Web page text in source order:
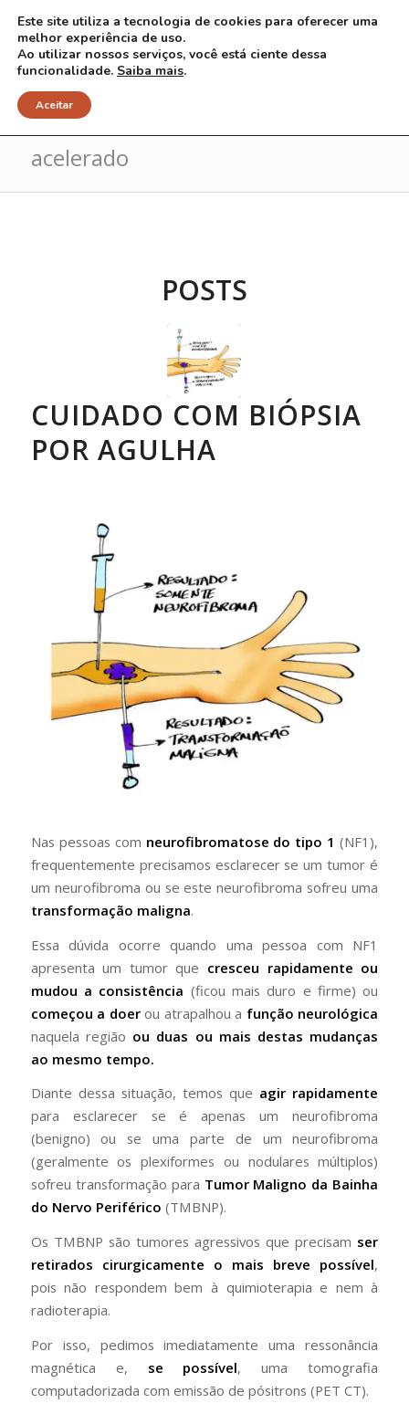
Arquivo para Tag: crescimento
acelerado
POSTS
CUIDADO COM BIÓPSIA
POR AGULHA
Nas pessoas com neurofibromatose do tipo 1 (NF1),
frequentemente precisamos esclarecer se um tumor é
um neurofibroma ou se este neurofibroma sofreu uma
transformação maligna.
Essa dúvida ocorre quando uma pessoa com NF1
apresenta um tumor que cresceu rapidamente ou
mudou a consistência (ficou mais duro e firme) ou
começou a doerou atrapalhou a função neurológica
naquela região ou duas ou mais destas mudanças
ao mesmo tempo.
Diante dessa situação, temos que agir rapidamente
para esclarecer se é apenas um neurofibroma
(benigno) ou se uma parte de um neurofibroma
(geralmente os plexiformes ou nodulares múltiplos)
sofreu transformação para Tumor Maligno da Bainha
do Nervo Periférico (TMBNP).
Os TMBNP são tumores agressivos que precisam ser
retirados cirurgicamente o mais breve possível,
pois não respondem bem à quimioterapia e nem à
radioterapia.
Por isso, pedimos imediatamente uma ressonância
magnética e, se possível, uma tomografia
computadorizada com emissão de pósitrons (PET CT).
Este site utiliza a tecnologia de cookies para oferecer uma
melhor experiência de uso.
Ao utilizar nossos serviços, você está ciente dessa
funcionalidade. Saiba mais.
Aceitar